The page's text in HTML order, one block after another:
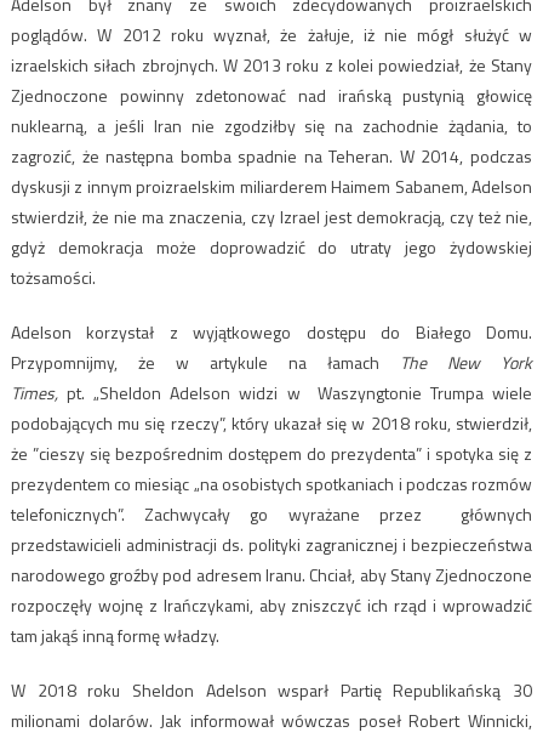
poglądów. W 2012 roku wyznał, że żałuje, iż nie mógł służyć w
izraelskich siłach zbrojnych. W 2013 roku z kolei powiedział, że Stany
Zjednoczone powinny zdetonować nad irańską pustynią głowicę
nuklearną, a jeśli Iran nie zgodziłby się na zachodnie żądania, to
zagrozić, że następna bomba spadnie na Teheran. W 2014, podczas
dyskusji z innym proizraelskim miliarderem Haimem Sabanem, Adelson
stwierdził, że nie ma znaczenia, czy Izrael jest demokracją, czy też nie,
gdyż demokracja może doprowadzić do utraty jego żydowskiej
tożsamości.
Adelson korzystał z wyjątkowego dostępu do Białego Domu.
Przypomnijmy, że w artykule na łamach The New York
Times,pt. „Sheldon Adelson widzi w Waszyngtonie Trumpa wiele
podobających mu się rzeczy”, który ukazał się w 2018 roku, stwierdził,
że ​​”cieszy się bezpośrednim dostępem do prezydenta” i spotyka się z
prezydentem co miesiąc „na osobistych spotkaniach i podczas rozmów
telefonicznych”. Zachwycały go wyrażane przez głównych
przedstawicieli administracji ds. polityki zagranicznej i bezpieczeństwa
narodowego groźby pod adresem Iranu. Chciał, aby Stany Zjednoczone
rozpoczęły wojnę z Irańczykami, aby zniszczyć ich rząd i wprowadzić
tam jakąś inną formę władzy.
W 2018 roku Sheldon Adelson wsparł Partię Republikańską 30
milionami dolarów. Jak informował wówczas poseł Robert Winnicki,